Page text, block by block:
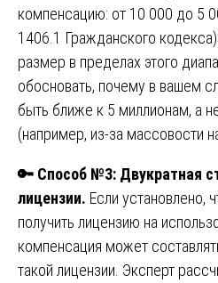
компенсацию: от 10 000 до 5
1406.1 Гражданского
размер в пределах этого
обосновать, почему в вашем
быть ближе к 5 миллионам, а
(например, из-за массовости
🔑 Способ №3: Двукратная
лицензии. Если установлено,
получить лицензию на
компенсация может
такой лицензии. Эксперт